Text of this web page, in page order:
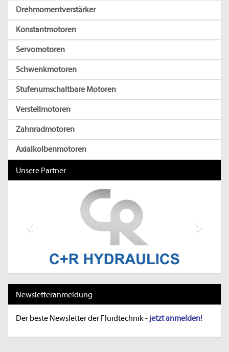
Drehmomentverstärker
Konstantmotoren
Servomotoren
Schwenkmotoren
Stufenumschaltbare Motoren
Verstellmotoren
Zahnradmotoren
Axialkolbenmotoren
Unsere Partner
Newsletteranmeldung
Der beste Newsletter der Fluidtechnik - jetzt anmelden!